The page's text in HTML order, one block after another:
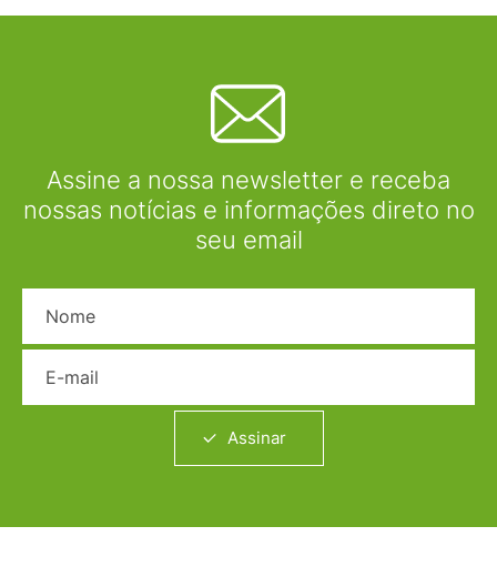
Assine a nossa newsletter e receba
nossas notícias e informações direto no
seu email
Assinar